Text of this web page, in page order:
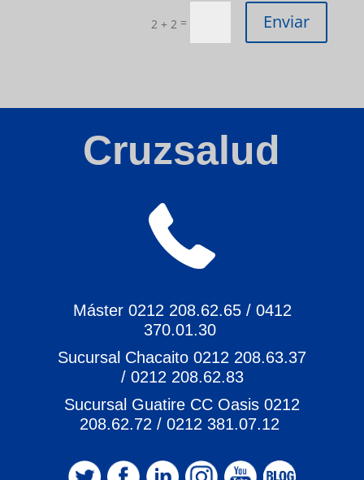
2 + 2 = Enviar
Cruzsalud
Máster 0212 208.62.65 / 0412
370.01.30
Sucursal Chacaito 0212 208.63.37
/ 0212 208.62.83
Sucursal Guatire CC Oasis 0212
208.62.72 / 0212 381.07.12